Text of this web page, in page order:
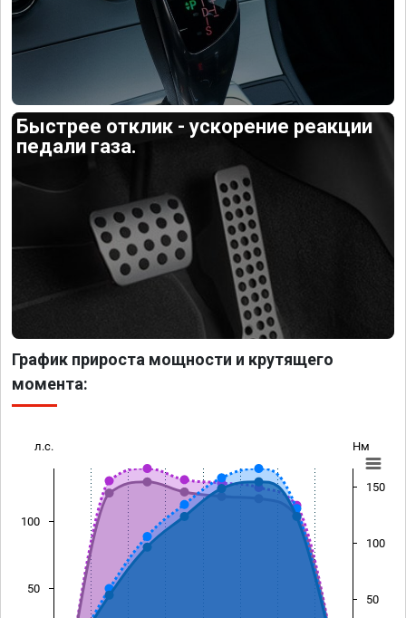
Быстрее отклик - ускорение реакции
педали газа.
График прироста мощности и крутящего
момента:
л.с. Нм
50
100
50
100
150